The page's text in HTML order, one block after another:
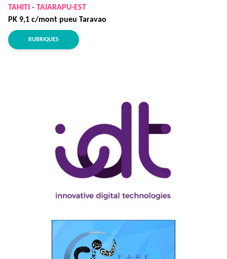
TAHITI - TAIARAPU-EST
PK 9,1 c/mont pueu Taravao
RUBRIQUES